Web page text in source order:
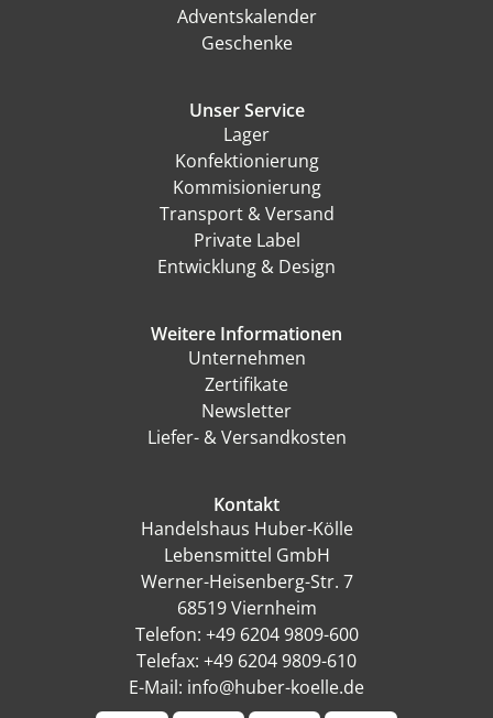
Adventskalender
Geschenke
Unser Service
Lager
Konfektionierung
Kommisionierung
Transport & Versand
Private Label
Entwicklung & Design
Weitere Informationen
Unternehmen
Zertifikate
Newsletter
Liefer- & Versandkosten
Kontakt
Handelshaus Huber-Kölle
Lebensmittel GmbH
Werner-Heisenberg-Str. 7
68519 Viernheim
Telefon: +49 6204 9809-600
Telefax: +49 6204 9809-610
E-Mail: info@huber-koelle.de